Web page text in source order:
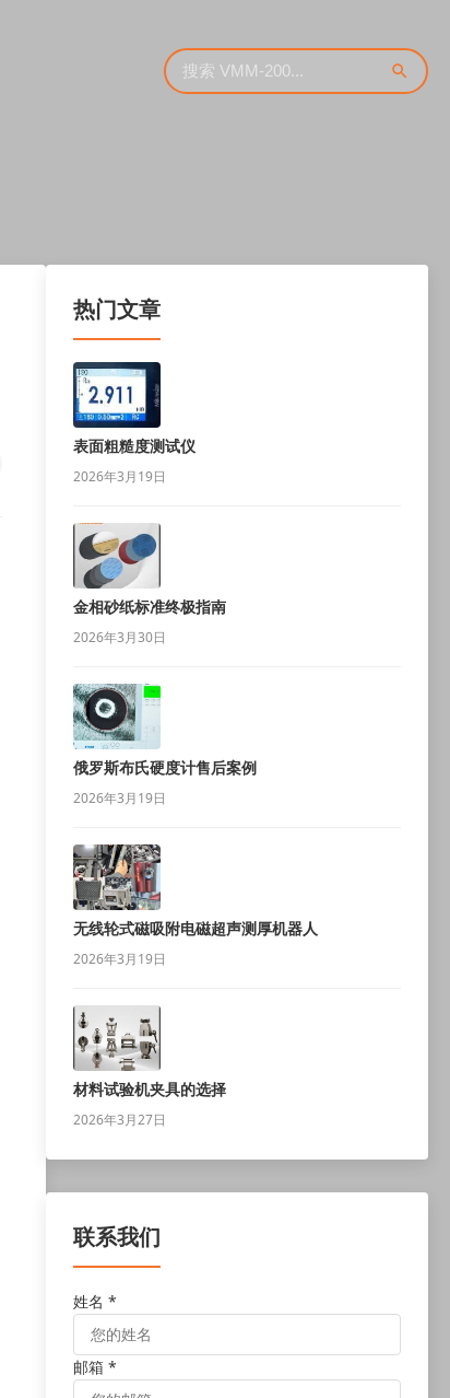
热门文章
表面粗糙度测试仪
2026年3月19日
金相砂纸标准终极指南
2026年3月30日
俄罗斯布氏硬度计售后案例
2026年3月19日
无线轮式磁吸附电磁超声测厚机器人
2026年3月19日
材料试验机夹具的选择
2026年3月27日
联系我们
姓名 *
邮箱 *